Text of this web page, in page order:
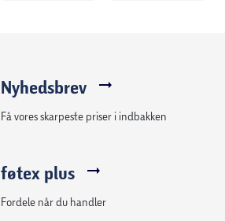
Nyhedsbrev
Få vores skarpeste priser i indbakken
føtex plus
Fordele når du handler